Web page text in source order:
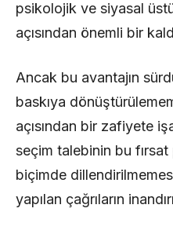
psikolojik ve siyasal
açısından önemli bir
Ancak bu avantajın
baskıya
açısından bir zafiyete
seçim talebinin bu
biçimde
yapılan çağrıların